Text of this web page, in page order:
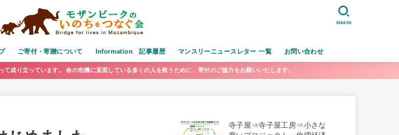
ご寄付・寄贈について Information 記事履歴 マンスリーニュースレター 一覧 お問い合わせ
SEARCH
て成り立っています。 命の危機に直面している多くの人を救うために、寄付のご協力をお願いいたします。
寺子屋⇒寺子屋工房⇒小さな